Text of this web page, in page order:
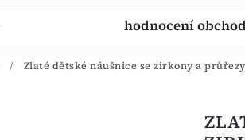
hodnocení
/ Zlaté dětské náušnice se zirkony a průřezy